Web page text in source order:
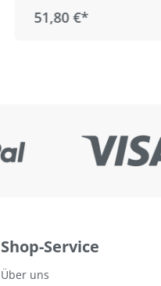
51,80 €*
Shop-Service
Über uns